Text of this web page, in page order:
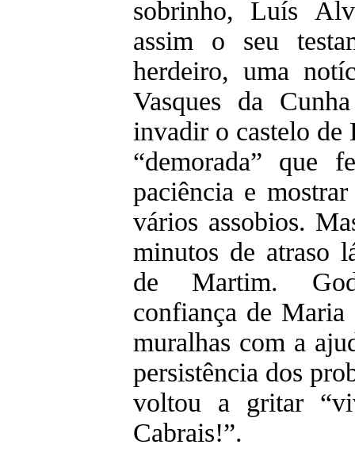
sobrinho, Luís
assim o seu
herdeiro, uma
Vasques da
invadir o castelo de
“demorada” que
paciência e
vários assobios.
minutos de atraso
de Martim.
confiança de
muralhas com a
persistência dos
voltou a gritar
Cabrais!”.